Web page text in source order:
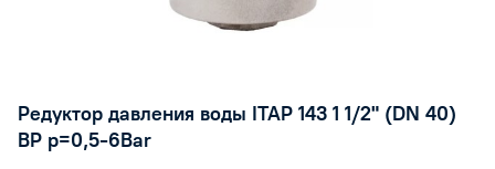
Редуктор давления воды ITAP 143 1 1/2" (DN 40)
ВР p=0,5-6Bar